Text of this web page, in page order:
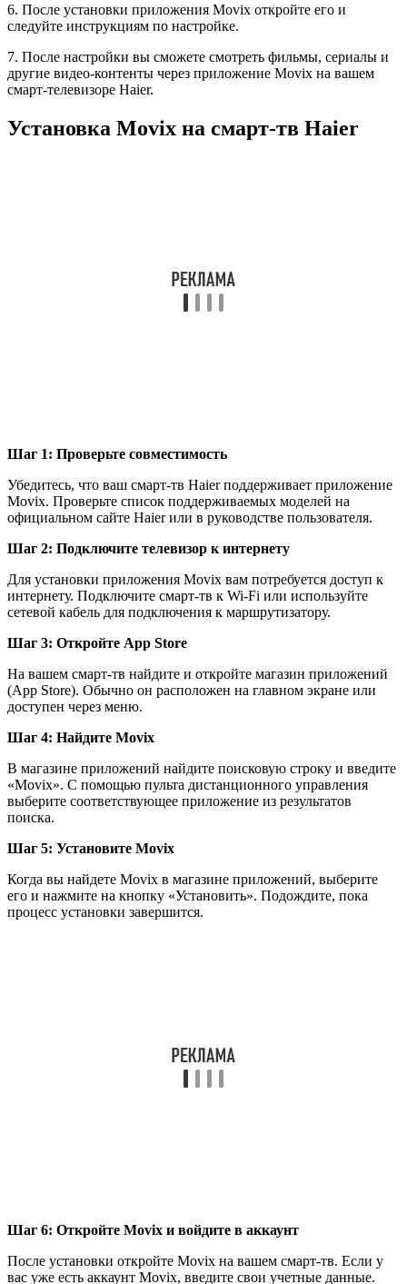
6. После установки приложения Movix откройте его и
следуйте инструкциям по настройке.
7. После настройки вы сможете смотреть фильмы, сериалы и
другие видео-контенты через приложение Movix на вашем
смарт-телевизоре Haier.
Установка Movix на смарт-тв Haier
Шаг 1: Проверьте совместимость
Убедитесь, что ваш смарт-тв Haier поддерживает приложение
Movix. Проверьте список поддерживаемых моделей на
официальном сайте Haier или в руководстве пользователя.
Шаг 2: Подключите телевизор к интернету
Для установки приложения Movix вам потребуется доступ к
интернету. Подключите смарт-тв к Wi-Fi или используйте
сетевой кабель для подключения к маршрутизатору.
Шаг 3: Откройте App Store
На вашем смарт-тв найдите и откройте магазин приложений
(App Store). Обычно он расположен на главном экране или
доступен через меню.
Шаг 4: Найдите Movix
В магазине приложений найдите поисковую строку и введите
«Movix». С помощью пульта дистанционного управления
выберите соответствующее приложение из результатов
поиска.
Шаг 5: Установите Movix
Когда вы найдете Movix в магазине приложений, выберите
его и нажмите на кнопку «Установить». Подождите, пока
процесс установки завершится.
Шаг 6: Откройте Movix и войдите в аккаунт
После установки откройте Movix на вашем смарт-тв. Если у
вас уже есть аккаунт Movix, введите свои учетные данные.